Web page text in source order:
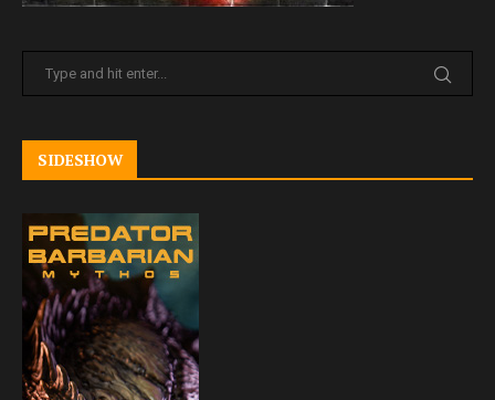
SIDESHOW